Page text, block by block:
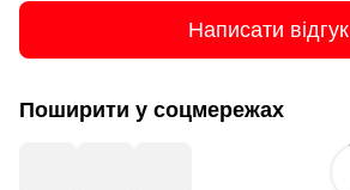
Написати відгук
Поширити у соцмережах